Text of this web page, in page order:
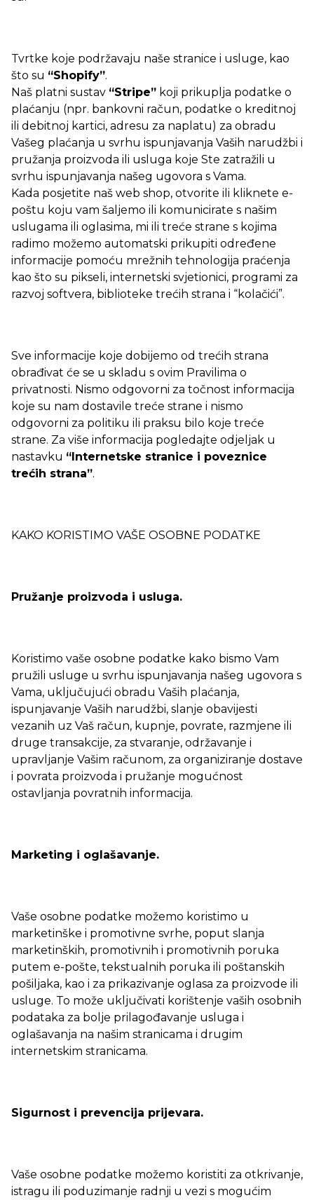
Tvrtke koje podržavaju naše stranice i usluge, kao
što su “Shopify”.
Naš platni sustav “Stripe” koji prikuplja podatke o
plaćanju (npr. bankovni račun, podatke o kreditnoj
ili debitnoj kartici, adresu za naplatu) za obradu
Vašeg plaćanja u svrhu ispunjavanja Vaših narudžbi i
pružanja proizvoda ili usluga koje Ste zatražili u
svrhu ispunjavanja našeg ugovora s Vama.
Kada posjetite naš web shop, otvorite ili kliknete e-
poštu koju vam šaljemo ili komunicirate s našim
uslugama ili oglasima, mi ili treće strane s kojima
radimo možemo automatski prikupiti određene
informacije pomoću mrežnih tehnologija praćenja
kao što su pikseli, internetski svjetionici, programi za
razvoj softvera, biblioteke trećih strana i “kolačići”.
Sve informacije koje dobijemo od trećih strana
obrađivat će se u skladu s ovim Pravilima o
privatnosti. Nismo odgovorni za točnost informacija
koje su nam dostavile treće strane i nismo
odgovorni za politiku ili praksu bilo koje treće
strane. Za više informacija pogledajte odjeljak u
nastavku “Internetske stranice i poveznice
trećih strana”.
KAKO KORISTIMO VAŠE OSOBNE PODATKE
Pružanje proizvoda i usluga.
Koristimo vaše osobne podatke kako bismo Vam
pružili usluge u svrhu ispunjavanja našeg ugovora s
Vama, uključujući obradu Vaših plaćanja,
ispunjavanje Vaših narudžbi, slanje obavijesti
vezanih uz Vaš račun, kupnje, povrate, razmjene ili
druge transakcije, za stvaranje, održavanje i
upravljanje Vašim računom, za organiziranje dostave
i povrata proizvoda i pružanje mogućnost
ostavljanja povratnih informacija.
Marketing i oglašavanje.
Vaše osobne podatke možemo koristimo u
marketinške i promotivne svrhe, poput slanja
marketinških, promotivnih i promotivnih poruka
putem e-pošte, tekstualnih poruka ili poštanskih
pošiljaka, kao i za prikazivanje oglasa za proizvode ili
usluge. To može uključivati korištenje vaših osobnih
podataka za bolje prilagođavanje usluga i
oglašavanja na našim stranicama i drugim
internetskim stranicama.
Sigurnost i prevencija prijevara.
Vaše osobne podatke možemo koristiti za otkrivanje,
istragu ili poduzimanje radnji u vezi s mogućim